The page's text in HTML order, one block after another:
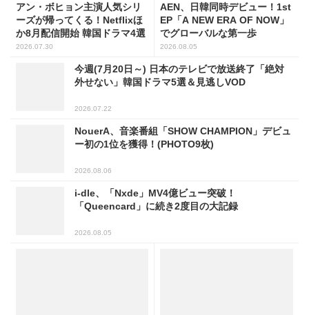
アン・ボヒョン主演人気シリ
ーズが帰ってくる！Netflixほ
か8月配信開始 韓国ドラマ4選
2026.07.30
AEN、日韓同時デビュー！1st
EP「A NEW ERA OF NOW」
でグローバルな第一歩
2026.08.05
今週(7月20日～) 日本のテレビで放送終了「絶対
外せない」韓国ドラマ5選＆見逃しVOD
2026.07.22
NouerA、音楽番組「SHOW CHAMPION」デビュ
ー初の1位を獲得！(PHOTO9枚)
2026.08.06
i-dle、「Nxde」MV4億ビュー突破！
「Queencard」に続き2度目の大記録
2026.08.05